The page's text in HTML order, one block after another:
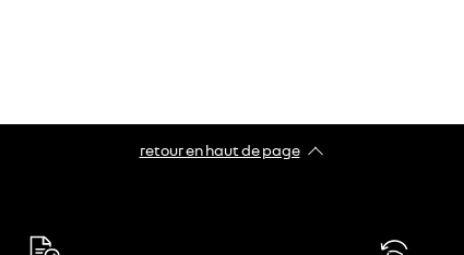
retour en haut de page​